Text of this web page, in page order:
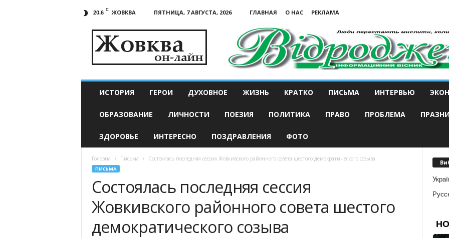
20.6 C ЖОВКВА ПЯТНИЦА, 7 АВГУСТА, 2026 ГЛАВНАЯ О НАС
РЕКЛАМА
онлайн
новости
ИСТОРИЯ ГЕРОИ ДУХОВНОЕ ЖИЗНЬ КРАТКО ПИСЬМА ИНТЕРВЬЮ
ОБРАЗОВАНИЕ ЛИЧНОСТИ ПОЕЗИЯ ПОЛИТИКА ПРАВО ПРОБЛЕМА
ЗДОРОВЬЕ ИНТЕРЕСНО ПОЗДРАВЛЕНИЯ ФОТО
Головна Письма Состоялась последняя сессия Жовкивского районного совета шестого демократического созыва
ПИСЬМА
Состоялась последняя сессия
Жовкивского районного совета шестого
демократического созыва